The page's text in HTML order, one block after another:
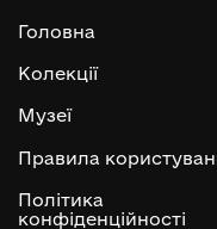
Головна
Колекції
Музеї
Правила
Політика
конфіденційності